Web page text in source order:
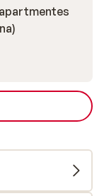
utsikten
det flera
resan extra
Puerto
allt från
barer och